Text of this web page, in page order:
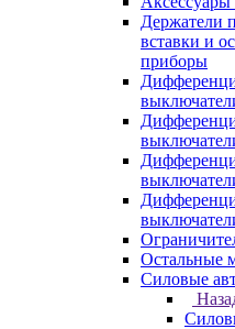
Держатели
вставки и
приборы
Остальные
Силовые